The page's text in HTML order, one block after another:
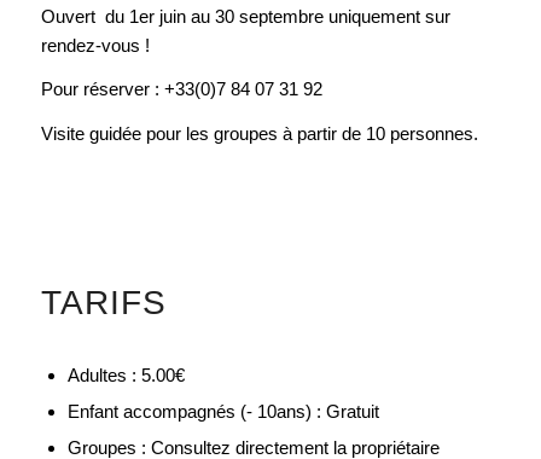
Ouvert du 1er juin au 30 septembre uniquement sur
rendez-vous !
Pour réserver : +33(0)7 84 07 31 92
Visite guidée pour les groupes à partir de 10 personnes.
TARIFS
Adultes : 5.00€
Enfant accompagnés (- 10ans) : Gratuit
Groupes : Consultez directement la propriétaire